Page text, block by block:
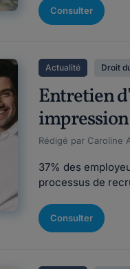
Consulter
Actualité Droit
Entretien
impression
Rédigé par Caroline
37% des
processus de
Consulter